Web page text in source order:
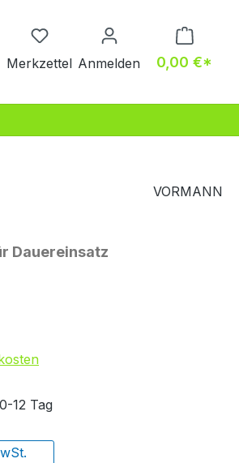
Du hast 0 Produkte auf dem
Merkzettel Anmelden 0,00 €*
VORMANN
Dauereinsatz
12 Tag